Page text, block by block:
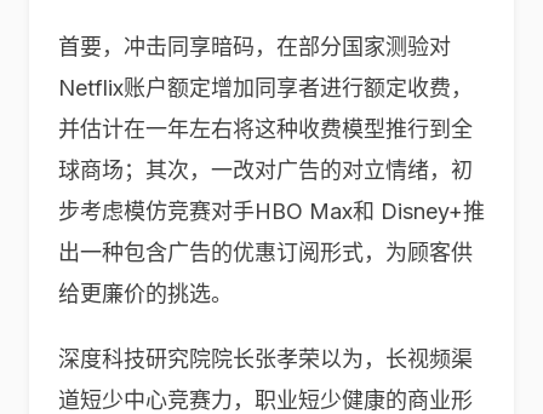
首要，冲击同享暗码，在部分国家测验对
Netflix账户额定增加同享者进行额定收费，
并估计在一年左右将这种收费模型推行到全
球商场；其次，一改对广告的对立情绪，初
步考虑模仿竞赛对手HBO Max和 Disney+推
出一种包含广告的优惠订阅形式，为顾客供
给更廉价的挑选。
深度科技研究院院长张孝荣以为，长视频渠
道短少中心竞赛力，职业短少健康的商业形